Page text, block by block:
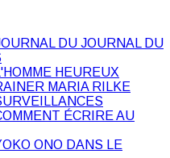
DU JOURNAL DU
HEUREUX
MARIA RILKE
ÉCRIRE AU
ONO DANS LE